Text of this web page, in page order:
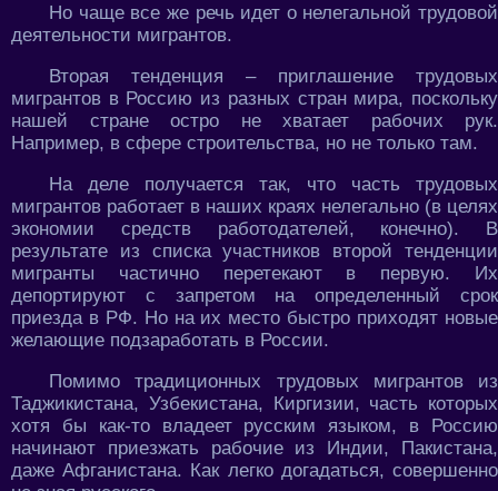
Но чаще все же речь идет о нелегальной трудовой
деятельности мигрантов.
Вторая тенденция – приглашение трудовых
мигрантов в Россию из разных стран мира, поскольку
нашей стране остро не хватает рабочих рук.
Например, в сфере строительства, но не только там.
На деле получается так, что часть трудовых
мигрантов работает в наших краях нелегально (в целях
экономии средств работодателей, конечно). В
результате из списка участников второй тенденции
мигранты частично перетекают в первую. Их
депортируют с запретом на определенный срок
приезда в РФ. Но на их место быстро приходят новые
желающие подзаработать в России.
Помимо традиционных трудовых мигрантов из
Таджикистана, Узбекистана, Киргизии, часть которых
хотя бы как-то владеет русским языком, в Россию
начинают приезжать рабочие из Индии, Пакистана,
даже Афганистана. Как легко догадаться, совершенно